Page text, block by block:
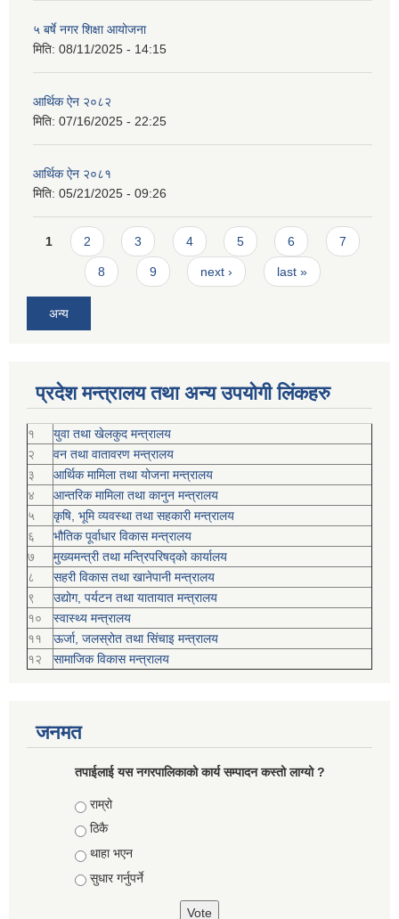
५ बर्षे नगर शिक्षा आयोजना
मिति: 08/11/2025 - 14:15
आर्थिक ऐन २०८२
मिति: 07/16/2025 - 22:25
आर्थिक ऐन २०८१
मिति: 05/21/2025 - 09:26
Pages
1 2 3 4 5 6 7
8 9 next › last »
अन्य
प्रदेश मन्त्रालय तथा अन्य उपयोगी लिंकहरु
१
युवा तथा खेलकुद मन्त्रालय
२
वन तथा वातावरण मन्त्रालय
३
आर्थिक मामिला तथा योजना मन्त्रालय
४
आन्तरिक मामिला तथा कानुन मन्त्रालय
५
कृषि, भूमि व्यवस्था तथा सहकारी मन्त्रालय
६
भौतिक पूर्वाधार विकास मन्त्रालय
७
मुख्यमन्त्री तथा मन्त्रिपरिषद्को कार्यालय
८
सहरी विकास तथा खानेपानी मन्त्रालय
९
उद्योग, पर्यटन तथा यातायात मन्त्रालय
१०
स्वास्थ्य मन्त्रालय
११
ऊर्जा, जलस्रोत तथा सिंचाइ मन्त्रालय
१२
सामाजिक विकास मन्‍‍त्रालय
जनमत
तपाईलाई यस नगरपालिकाको कार्य सम्पादन कस्तो लाग्यो ?
Choices
राम्रो
ठिकै
थाहा भएन
सुधार गर्नुपर्ने